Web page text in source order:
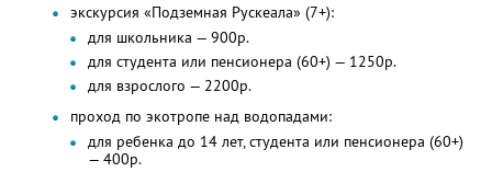
экскурсия «Подземная Рускеала» (7+):
для школьника — 900р.
для студента или пенсионера (60+) — 1250р.
для взрослого — 2200р.
проход по экотропе над водопадами:
для ребенка до 14 лет, студента или пенсионера (60+)
— 400р.